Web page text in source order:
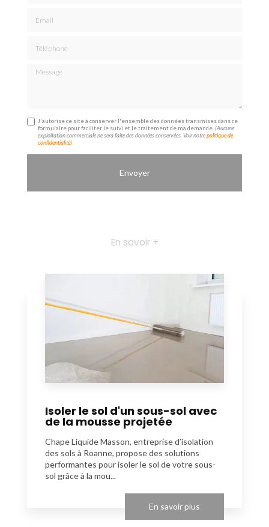
Message
J'autorise ce site à conserver l'ensemble des données transmises dans ce
formulaire pour faciliter le suivi et le traitement de ma demande.(Aucune
exploitation commerciale ne sera faite des données conservées. Voir notrepolitique de
confidentialité)
En savoir +
Isoler le sol d'un sous-sol avec
de la mousse projetée
Chape Liquide Masson, entreprise d’isolation
des sols à Roanne, propose des solutions
performantes pour isoler le sol de votre sous-
sol grâce à la mou...
En savoir plus